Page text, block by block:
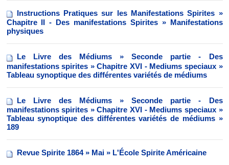
Instructions Pratiques sur les Manifestations Spirites »
Chapitre II - Des manifestations Spirites » Manifestations
physiques
Le Livre des Médiums » Seconde partie - Des
manifestations spirites » Chapitre XVI - Mediums speciaux »
Tableau synoptique des différentes variétés de médiums
Le Livre des Médiums » Seconde partie - Des
manifestations spirites » Chapitre XVI - Mediums speciaux »
Tableau synoptique des différentes variétés de médiums »
189
Revue Spirite 1864 » Mai » L'École Spirite Américaine